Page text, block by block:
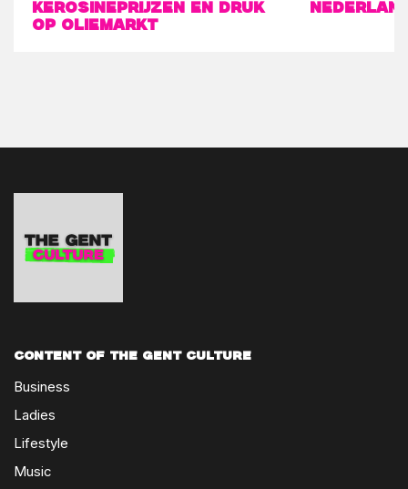
kerosineprijzen en druk
op oliemarkt
Content of The Gent Culture
Business
Ladies
Lifestyle
Music